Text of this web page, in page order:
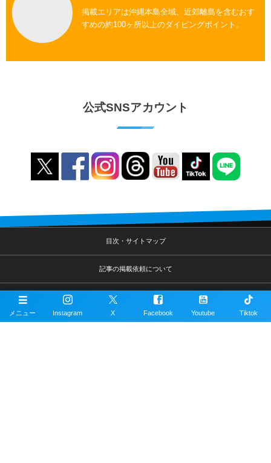
掲載エリアは沖縄本島全域、近郊離島を含むおす
すめの約100ヶ所以上のダイビングポイント。
公式SNSアカウント
メニュー Instagram X Facebook Youtube Tiktok
目次・サイトマップ
記事の掲載依頼について
撮影者について